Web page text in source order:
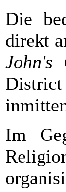
Die
direkt
John's
District
Im